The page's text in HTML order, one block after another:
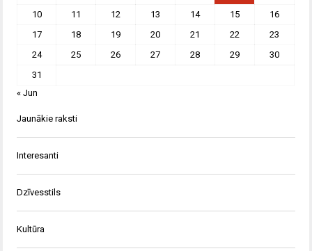
10
11 12 13 14 15
16
17
18 19 20 21 22
23
24
25 26 27 28 29
30
31
« Jun
Jaunākie raksti
Interesanti
Dzīvesstils
Kultūra